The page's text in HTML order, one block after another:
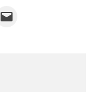
Email